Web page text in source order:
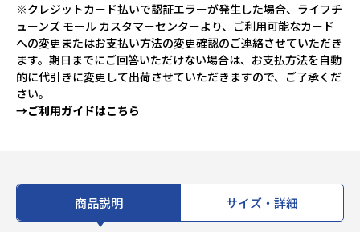
※クレジットカード払いで認証エラーが発生した場合、ライフチ
ューンズ モール カスタマーセンターより、ご利用可能なカード
への変更またはお支払い方法の変更確認のご連絡させていただき
ます。期日までにご回答いただけない場合は、お支払方法を自動
的に代引きに変更して出荷させていただきますので、ご了承くだ
さい。
→ご利用ガイドはこちら
商品説明 サイズ・詳細